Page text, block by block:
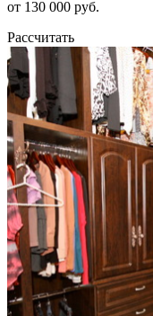
от 130 000 руб.
Рассчитать